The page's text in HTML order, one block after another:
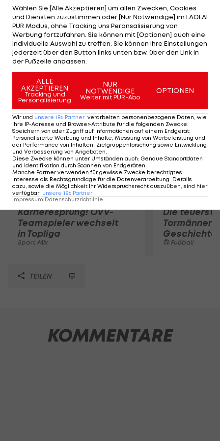
Verein AC Fiorentina zu bezahlen, um ihn an die
Isar zu locken. Im Kampf um den 26-jährigen
Rechtsaußen haben die Münchner allerdings
einen prominenten Konkurrenten, denn auch der
FC Barcelona soll Cuadrado auf seiner Watchlist
haben.
Mehr zum Thema
Karrieresprung! ÖVV-
Teamspieler wechselt
in Topliga
Sport-Mix
Die
Tormänner
Geschichte
Fußball
TEILEN
KOMMENTARE
Wählen Sie [Alle Akzeptieren] um allen Zwecken, Cookies
und Diensten zuzustimmen oder [Nur Notwendige] im LAOLA1
PUR Modus, ohne Tracking uns Peronsalisierung von
Werbung fortzufahren. Sie können mit [Optionen] auch eine
individuelle Auswahl zu treffen. Sie können Ihre Einstellungen
jederzeit über den Button links unten bzw. über den Link in
der Fußzeile anpassen.
ALLE
AKZEPTIEREN
Tracking und
Personalisierung
NUR
NOTWENDIGE
Weiter mit PUR-Abo
OPTIONEN
Wir und unsere 186 Partner verarbeiten personenbezogene Daten, wie
Ihre IP-Adresse und Browser-Attribute für die folgenden Zwecke:
Speichern von oder Zugriff auf Informationen auf einem Endgerät;
Personalisierte Werbung und Inhalte, Messung von Werbeleistung und
der Performance von Inhalten, Zielgruppenforschung sowie Entwicklung
und Verbesserung von Angeboten.
Diese Zwecke können unter Umständen auch: Genaue Standortdaten
und Identifikation durch Scannen von Endgeräten.
Manche Partner verwenden für gewisse Zwecke berechtigtes
Interesse als Rechtsgrundlage für die Datenverarbeitung. Details
dazu, sowie die Möglichkeit Ihr Widerspruchsrecht auszuüben, sind hier
verfügbar: unsere 186 Partner
Impressum Datenschutzrichtlinie